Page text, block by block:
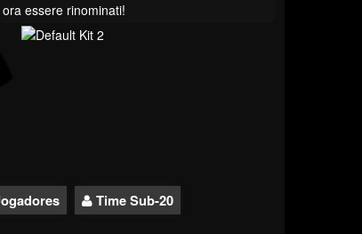
essere rinominati!
Time Sub-20